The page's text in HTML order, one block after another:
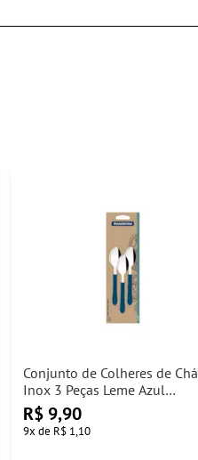
Conjunto de Colheres de Chá
Inox 3 Peças Leme Azul
Tramontina
R$ 9,90
9x de R$ 1,10